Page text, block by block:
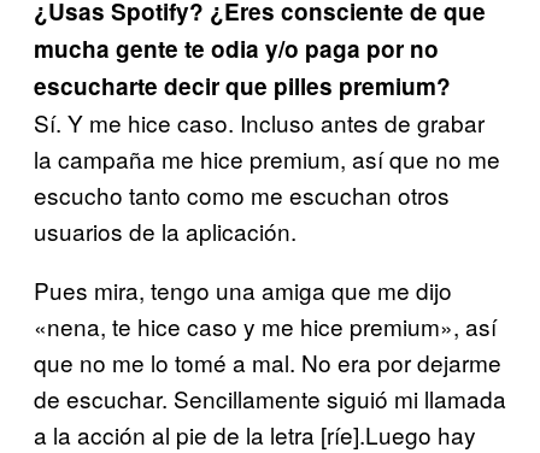
¿Usas Spotify? ¿Eres consciente de que
mucha gente te odia y/o paga por no
escucharte decir que pilles premium?
Sí. Y me hice caso. Incluso antes de grabar
la campaña me hice premium, así que no me
escucho tanto como me escuchan otros
usuarios de la aplicación.
Pues mira, tengo una amiga que me dijo
«nena, te hice caso y me hice premium», así
que no me lo tomé a mal. No era por dejarme
de escuchar. Sencillamente siguió mi llamada
a la acción al pie de la letra [ríe].Luego hay